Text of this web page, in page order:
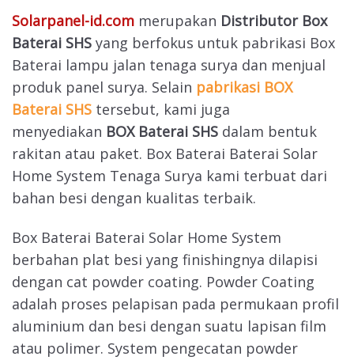
Solarpanel-id.com merupakan Distributor Box
Baterai SHS yang berfokus untuk pabrikasi Box
Baterai lampu jalan tenaga surya dan menjual
produk panel surya. Selain pabrikasi BOX
Baterai SHS tersebut, kami juga
menyediakan BOX Baterai SHS dalam bentuk
rakitan atau paket. Box Baterai Baterai Solar
Home System Tenaga Surya kami terbuat dari
bahan besi dengan kualitas terbaik.
Box Baterai Baterai Solar Home System
berbahan plat besi yang finishingnya dilapisi
dengan cat powder coating. Powder Coating
adalah proses pelapisan pada permukaan profil
aluminium dan besi dengan suatu lapisan film
atau polimer. System pengecatan powder